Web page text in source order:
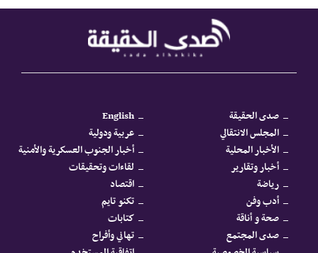
صدى الحقيقة
English
المجلس الانتقالي
عربية ودولية
الأخبار المحلية
أخبار الجنوب العسكرية والأمنية
أخبار وتقارير
لقاءات وتحقيقات
رياضة
اقتصاد
أدب وفن
تكنو تايم
صحة و أناقة
كتابات
صدى المجتمع
تهاني وأفراح